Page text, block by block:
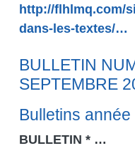
http://flhlmq.com/
dans-les-textes/…
BULLETIN
SEPTEMBRE
Bulletins
BULLETIN * …